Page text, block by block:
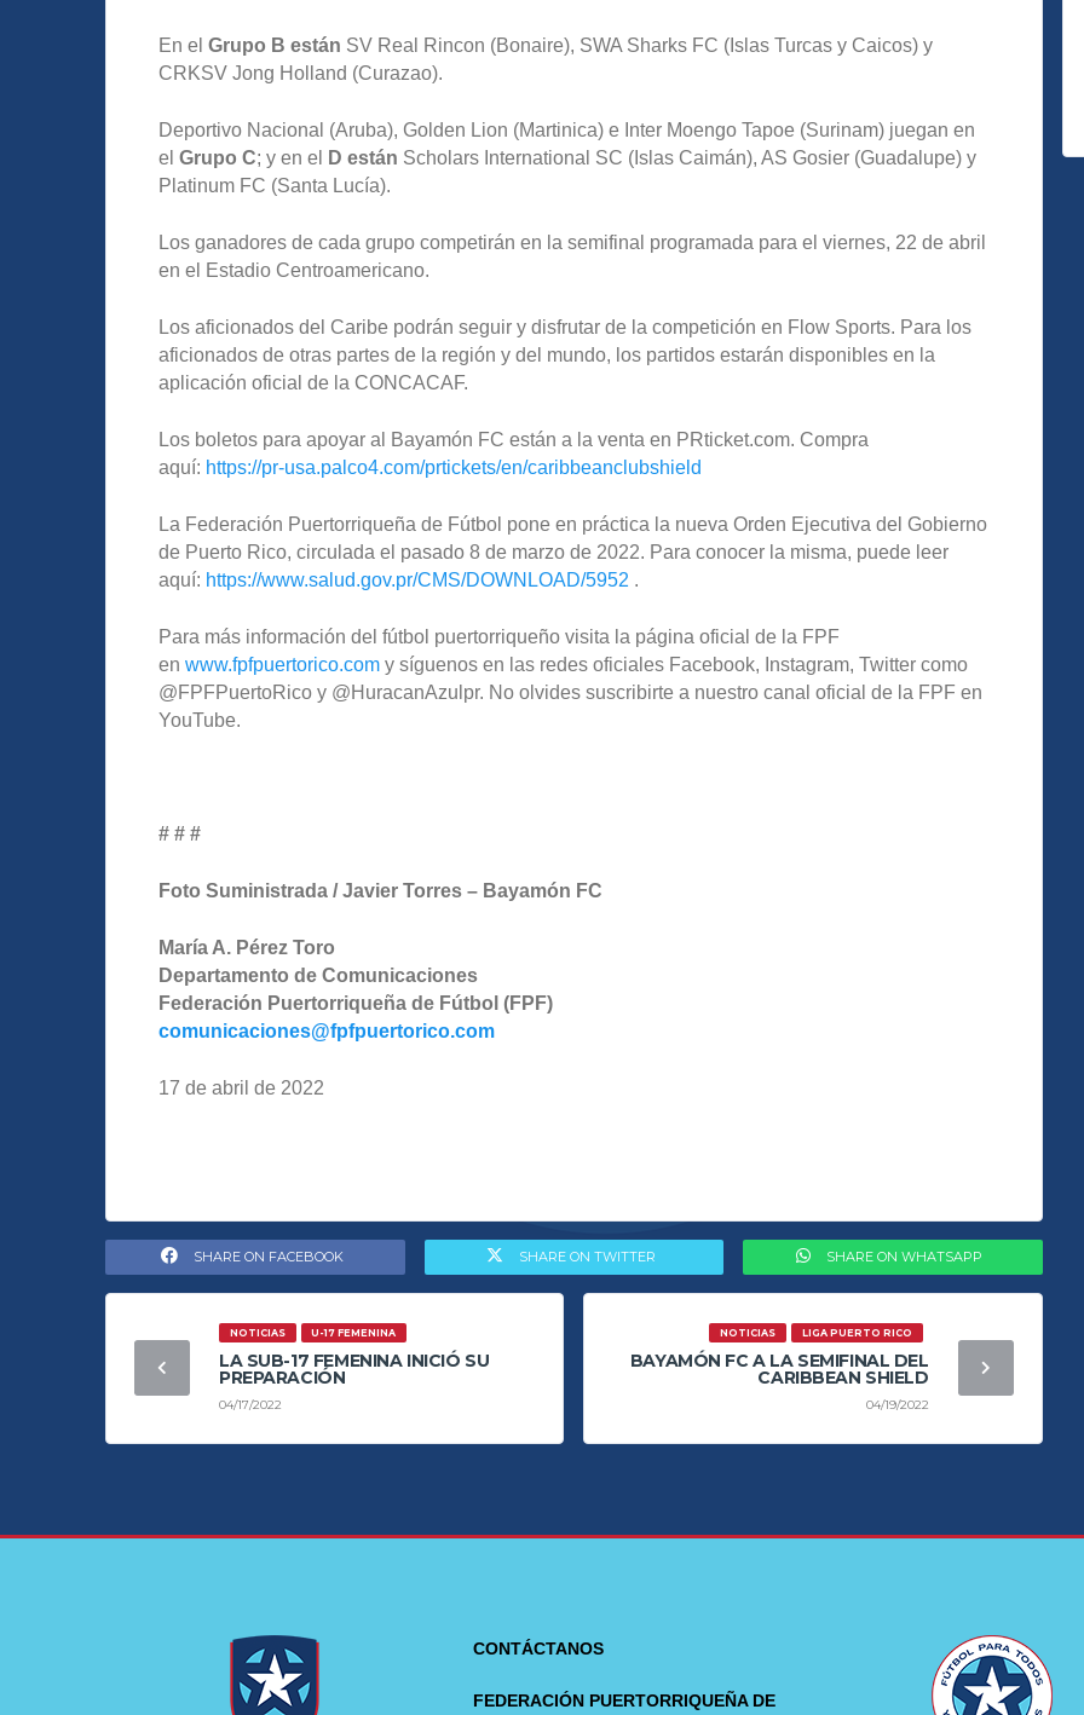
En el Grupo B están SV Real Rincon (Bonaire), SWA Sharks FC (Islas Turcas y Caicos) y
CRKSV Jong Holland (Curazao).
Deportivo Nacional (Aruba), Golden Lion (Martinica) e Inter Moengo Tapoe (Surinam) juegan en
el Grupo C; y en el D están Scholars International SC (Islas Caimán), AS Gosier (Guadalupe) y
Platinum FC (Santa Lucía).
Los ganadores de cada grupo competirán en la semifinal programada para el viernes, 22 de abril
en el Estadio Centroamericano.
Los aficionados del Caribe podrán seguir y disfrutar de la competición en Flow Sports. Para los
aficionados de otras partes de la región y del mundo, los partidos estarán disponibles en la
aplicación oficial de la CONCACAF.
Los boletos para apoyar al Bayamón FC están a la venta en PRticket.com. Compra
aquí: https://pr-usa.palco4.com/prtickets/en/caribbeanclubshield
La Federación Puertorriqueña de Fútbol pone en práctica la nueva Orden Ejecutiva del Gobierno
de Puerto Rico, circulada el pasado 8 de marzo de 2022. Para conocer la misma, puede leer
aquí: https://www.salud.gov.pr/CMS/DOWNLOAD/5952 .
Para más información del fútbol puertorriqueño visita la página oficial de la FPF
en www.fpfpuertorico.com y síguenos en las redes oficiales Facebook, Instagram, Twitter como
@FPFPuertoRico y @HuracanAzulpr. No olvides suscribirte a nuestro canal oficial de la FPF en
YouTube.
# # #
Foto Suministrada / Javier Torres – Bayamón FC
María A. Pérez Toro
Departamento de Comunicaciones
Federación Puertorriqueña de Fútbol (FPF)
comunicaciones@fpfpuertorico.com
17 de abril de 2022
SHARE ON FACEBOOK SHARE ON TWITTER SHARE ON WHATSAPP
NOTICIAS U-17 FEMENINA
LA SUB-17 FEMENINA INICIÓ SU
PREPARACIÓN
04/17/2022
LIGA PUERTO RICO
NOTICIAS
BAYAMÓN FC A LA SEMIFINAL DEL
CARIBBEAN SHIELD
04/19/2022
CONTÁCTANOS
FEDERACIÓN PUERTORRIQUEÑA DE